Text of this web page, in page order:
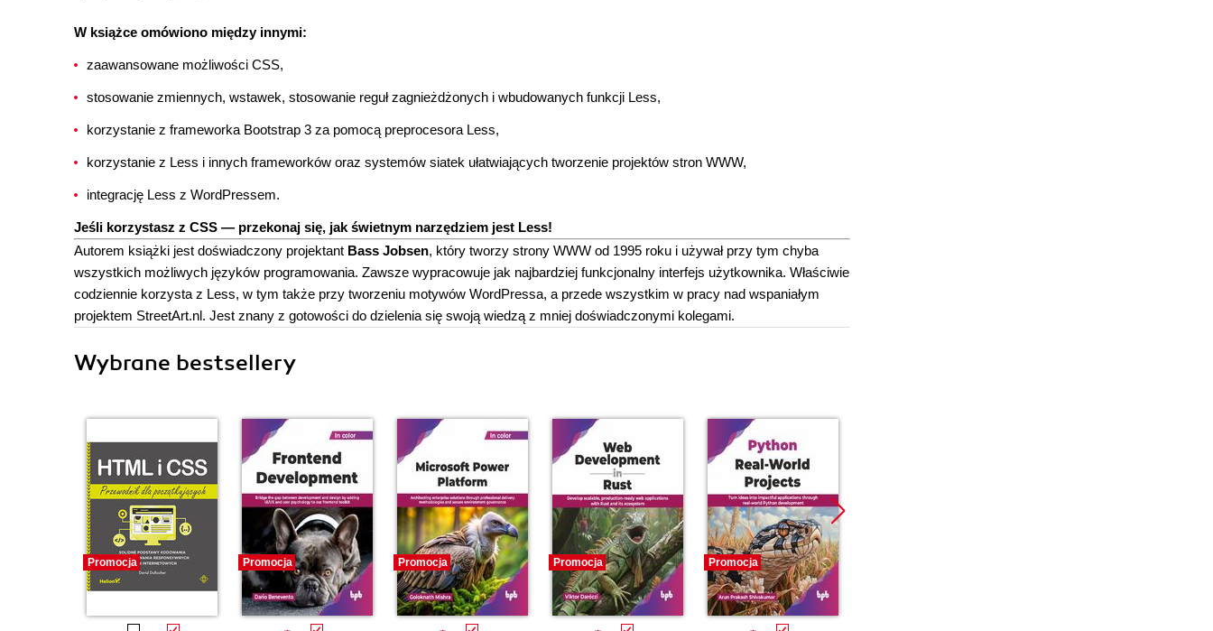
W książce omówiono między innymi:
zaawansowane możliwości CSS,
stosowanie zmiennych, wstawek, stosowanie reguł zagnieżdżonych i wbudowanych funkcji Less,
korzystanie z frameworka Bootstrap 3 za pomocą preprocesora Less,
korzystanie z Less i innych frameworków oraz systemów siatek ułatwiających tworzenie projektów stron WWW,
integrację Less z WordPressem.
Jeśli korzystasz z CSS — przekonaj się, jak świetnym narzędziem jest Less!
Autorem książki jest doświadczony projektant Bass Jobsen, który tworzy strony WWW od 1995 roku i używał przy tym chyba
wszystkich możliwych języków programowania. Zawsze wypracowuje jak najbardziej funkcjonalny interfejs użytkownika. Właściwie
codziennie korzysta z Less, w tym także przy tworzeniu motywów WordPressa, a przede wszystkim w pracy nad wspaniałym
projektem StreetArt.nl. Jest znany z gotowości do dzielenia się swoją wiedzą z mniej doświadczonymi kolegami.
Wybrane bestsellery
Promocja Promocja Promocja Promocja Promocja